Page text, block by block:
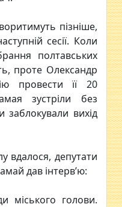
пізніше,
сесії. Коли
полтавських
проте Олександр
провести її 20
зустріли без
заблокували вихід
вдалося, депутати
дав інтерв’ю:
міського голови.